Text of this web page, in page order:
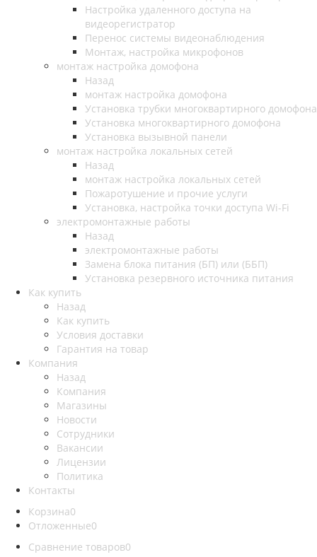
Настройка удаленного доступа на
видеорегистратор
Перенос системы видеонаблюдения
Монтаж, настройка микрофонов
монтаж настройка домофона
Назад
монтаж настройка домофона
Установка трубки многоквартирного домофона
Установка многоквартирного домофона
Установка вызывной панели
монтаж настройка локальных сетей
Назад
монтаж настройка локальных сетей
Пожаротушение и прочие услуги
Установка, настройка точки доступа Wi-Fi
электромонтажные работы
Назад
электромонтажные работы
Замена блока питания (БП) или (ББП)
Установка резервного источника питания
Как купить
Назад
Как купить
Условия доставки
Гарантия на товар
Компания
Назад
Компания
Магазины
Новости
Сотрудники
Вакансии
Лицензии
Политика
Контакты
Корзина0
Отложенные0
Сравнение товаров0